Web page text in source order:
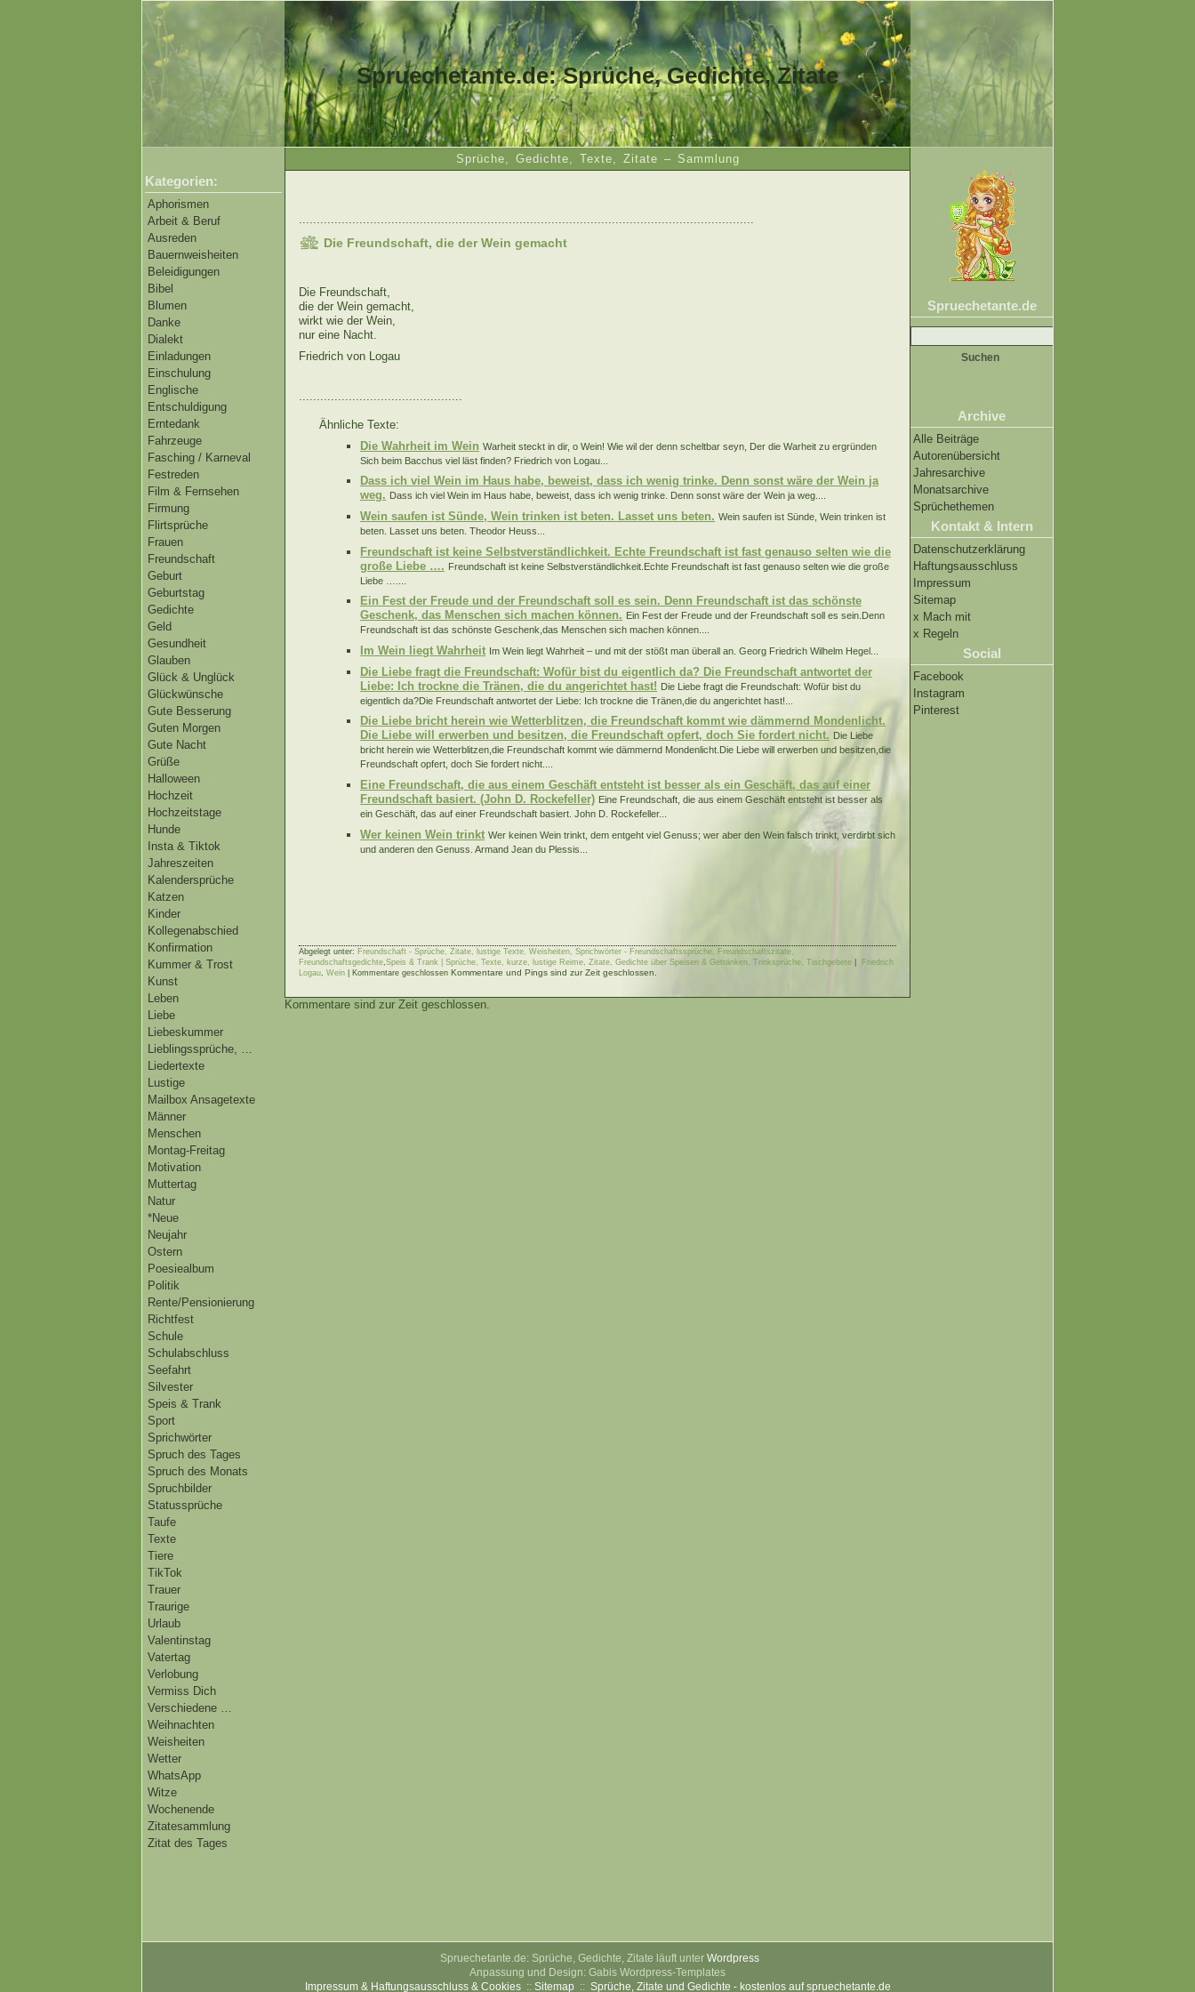
Spruechetante.de: Sprüche, Gedichte, Zitate
Sprüche, Gedichte, Texte, Zitate – Sammlung
Kategorien:
Aphorismen
Arbeit & Beruf
Ausreden
Bauernweisheiten
Beleidigungen
Bibel
Blumen
Danke
Dialekt
Einladungen
Einschulung
Englische
Entschuldigung
Erntedank
Fahrzeuge
Fasching / Karneval
Festreden
Film & Fernsehen
Firmung
Flirtsprüche
Frauen
Freundschaft
Geburt
Geburtstag
Gedichte
Geld
Gesundheit
Glauben
Glück & Unglück
Glückwünsche
Gute Besserung
Guten Morgen
Gute Nacht
Grüße
Halloween
Hochzeit
Hochzeitstage
Hunde
Insta & Tiktok
Jahreszeiten
Kalendersprüche
Katzen
Kinder
Kollegenabschied
Konfirmation
Kummer & Trost
Kunst
Leben
Liebe
Liebeskummer
Lieblingssprüche, …
Liedertexte
Lustige
Mailbox Ansagetexte
Männer
Menschen
Montag-Freitag
Motivation
Muttertag
Natur
*Neue
Neujahr
Ostern
Poesiealbum
Politik
Rente/Pensionierung
Richtfest
Schule
Schulabschluss
Seefahrt
Silvester
Speis & Trank
Sport
Sprichwörter
Spruch des Tages
Spruch des Monats
Spruchbilder
Statussprüche
Taufe
Texte
Tiere
TikTok
Trauer
Traurige
Urlaub
Valentinstag
Vatertag
Verlobung
Vermiss Dich
Verschiedene …
Weihnachten
Weisheiten
Wetter
WhatsApp
Witze
Wochenende
Zitatesammlung
Zitat des Tages
Spruechetante.de
Suche
nach:
Archive
Alle Beiträge
Autorenübersicht
Jahresarchive
Monatsarchive
Sprüchethemen
Kontakt & Intern
Datenschutzerklärung
Haftungsausschluss
Impressum
Sitemap
x Mach mit
x Regeln
Social
Facebook
Instagram
Pinterest
................................................................................................................................
Die Freundschaft, die der Wein gemacht
Die Freundschaft,
die der Wein gemacht,
wirkt wie der Wein,
nur eine Nacht.
Friedrich von Logau
Ähnliche Texte:
Die Wahrheit im Wein Warheit steckt in dir, o Wein! Wie wil der denn scheltbar seyn, Der die Warheit zu ergründen
Sich beim Bacchus viel läst finden? Friedrich von Logau...
Dass ich viel Wein im Haus habe, beweist, dass ich wenig trinke. Denn sonst wäre der Wein ja
weg. Dass ich viel Wein im Haus habe, beweist, dass ich wenig trinke. Denn sonst wäre der Wein ja weg....
Wein saufen ist Sünde, Wein trinken ist beten. Lasset uns beten. Wein saufen ist Sünde, Wein trinken ist
beten. Lasset uns beten. Theodor Heuss...
Freundschaft ist keine Selbstverständlichkeit. Echte Freundschaft ist fast genauso selten wie die
große Liebe …. Freundschaft ist keine Selbstverständlichkeit.Echte Freundschaft ist fast genauso selten wie die große
Liebe …....
Ein Fest der Freude und der Freundschaft soll es sein. Denn Freundschaft ist das schönste
Geschenk, das Menschen sich machen können. Ein Fest der Freude und der Freundschaft soll es sein.Denn
Freundschaft ist das schönste Geschenk,das Menschen sich machen können....
Im Wein liegt Wahrheit Im Wein liegt Wahrheit – und mit der stößt man überall an. Georg Friedrich Wilhelm Hegel...
Die Liebe fragt die Freundschaft: Wofür bist du eigentlich da? Die Freundschaft antwortet der
Liebe: Ich trockne die Tränen, die du angerichtet hast! Die Liebe fragt die Freundschaft: Wofür bist du
eigentlich da?Die Freundschaft antwortet der Liebe: Ich trockne die Tränen,die du angerichtet hast!...
Die Liebe bricht herein wie Wetterblitzen, die Freundschaft kommt wie dämmernd Mondenlicht.
Die Liebe will erwerben und besitzen, die Freundschaft opfert, doch Sie fordert nicht. Die Liebe
bricht herein wie Wetterblitzen,die Freundschaft kommt wie dämmernd Mondenlicht.Die Liebe will erwerben und besitzen,die
Freundschaft opfert, doch Sie fordert nicht....
Eine Freundschaft, die aus einem Geschäft entsteht ist besser als ein Geschäft, das auf einer
Freundschaft basiert. (John D. Rockefeller) Eine Freundschaft, die aus einem Geschäft entsteht ist besser als
ein Geschäft, das auf einer Freundschaft basiert. John D. Rockefeller...
Wer keinen Wein trinkt Wer keinen Wein trinkt, dem entgeht viel Genuss; wer aber den Wein falsch trinkt, verdirbt sich
und anderen den Genuss. Armand Jean du Plessis...
Abgelegt unter: Freundschaft - Sprüche, Zitate, lustige Texte, Weisheiten, Sprichwörter - Freundschaftssprüche, Freundschaftszitate,
Freundschaftsgedichte,Speis & Trank | Sprüche, Texte, kurze, lustige Reime, Zitate, Gedichte über Speisen & Getränken, Trinksprüche, Tischgebete
Friedrich
Logau, Wein Kommentare geschlossen Kommentare und Pings sind zur Zeit geschlossen.
Kommentare sind zur Zeit geschlossen.
Spruechetante.de: Sprüche, Gedichte, Zitate läuft unter Wordpress
Anpassung und Design: Gabis Wordpress-Templates
Impressum & Haftungsausschluss & Cookies:: Sitemap :: Sprüche, Zitate und Gedichte - kostenlos auf spruechetante.de